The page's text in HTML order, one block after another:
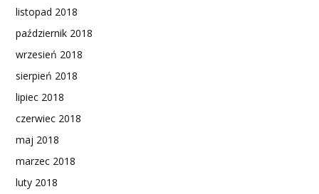
listopad 2018
październik 2018
wrzesień 2018
sierpień 2018
lipiec 2018
czerwiec 2018
maj 2018
marzec 2018
luty 2018